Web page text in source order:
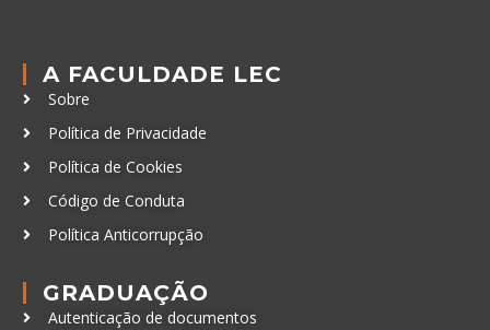
A FACULDADE LEC
Sobre
Política de Privacidade
Política de Cookies
Código de Conduta
Política Anticorrupção
GRADUAÇÃO
Autenticação de documentos